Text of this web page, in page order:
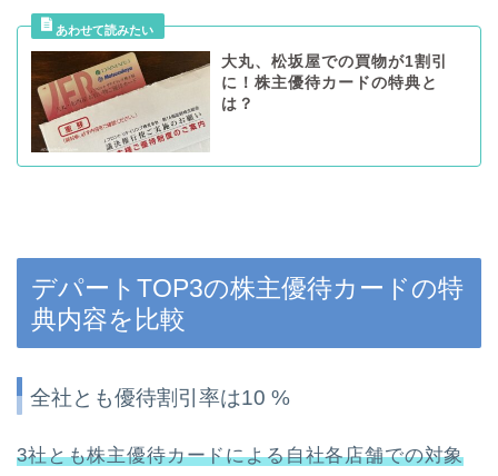
大丸、松坂屋での買物が1割引
に！株主優待カードの特典と
は？
デパートTOP3の株主優待カードの特
典内容を比較
全社とも優待割引率は10 %
3社とも株主優待カードによる自社各店舗での対象